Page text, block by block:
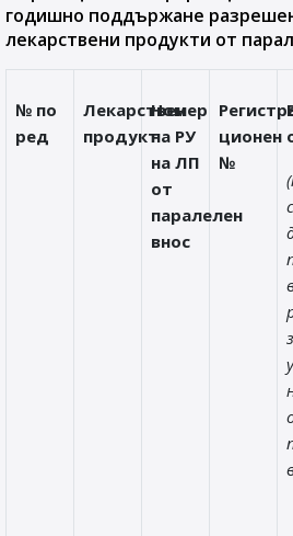
годишно поддържане
лекарствени продукти от
№ по
ред
Лекарствен
продукт
Номер
на РУ
на ЛП
от
паралелен
внос
ционен
№